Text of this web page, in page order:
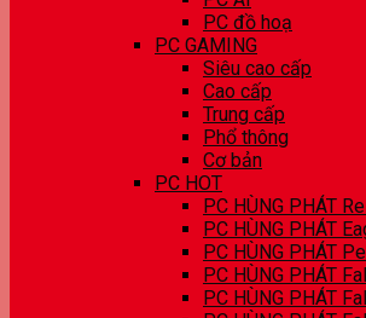
PC đồ hoạ
PC GAMING
Siêu cao cấp
Cao cấp
Trung cấp
Phổ thông
Cơ bản
PC HOT
PC HÙNG PHÁT
PC HÙNG PHÁT
PC HÙNG PHÁT
PC HÙNG PHÁT
PC HÙNG PHÁT